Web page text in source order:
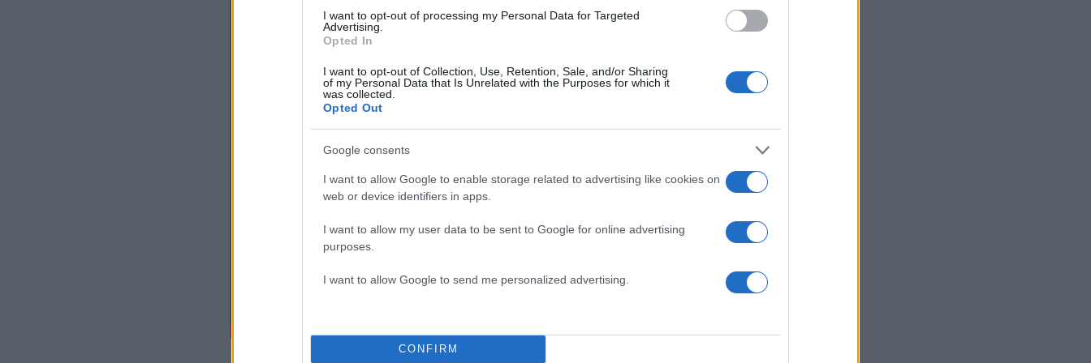
I want to opt-out of processing my Personal Data for Targeted
Advertising.
Opted In
I want to opt-out of Collection, Use, Retention, Sale, and/or Sharing
of my Personal Data that Is Unrelated with the Purposes for which it
was collected.
Opted Out
Google consents
I want to allow Google to enable storage related to advertising like cookies on
web or device identifiers in apps.
I want to allow my user data to be sent to Google for online advertising
purposes.
I want to allow Google to send me personalized advertising.
CONFIRM